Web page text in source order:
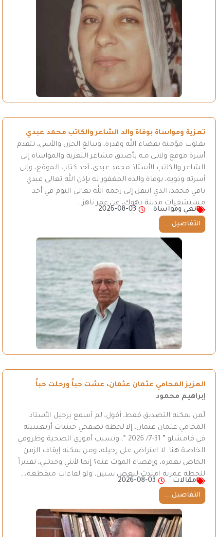
تعزية ومواساة بوفاة والد الشاعر والكاتب محمد عبدي
بقلوب مؤمنة بقضاء الله وقدره، وببالغ الحزن والأسى، تتقدم
أسرة موقع ولاتـي مـه بأصدق مشاعر التعزية والمواساة إلى
الشاعر والكاتب الأستاذ محمد عبدي، أحد كتاب الموقع، وإلى
أسرته وذويه، بوفاة والده المغفور له بإذن الله تعالى عبدي
بافي محمد، الذي انتقل إلى رحمة الله تعالى اليوم في أحد
مستشفيات مدينة دهوك، عن عمر ناهز…
نعي ومواساة
2026-08-03
التفاصيل ...
العزيز المحامي عثمان عثمان، عشت حباً ورحلت حباً
إبراهيم محمود
لَمن يمكنه التصديق فقط، أقول، لم أسمع برحيل الأستاذ
المحامي عثمان عثمان، إلا لحظة تصفحي حيثيات أربعينيته
في قامشلو ” 31-7/ 2026 “، وبسبب أموري الصحية وظروفي
الخاصة هنا. لا اعتراض على رحيله، ومن يمكنه إيقاف الزمن
الخاص بعمره، وإقصاء الموت عنه؟ إنما لأنني وجدتني، تقديراً
للحظة عمرية امتدت لبعض سنين، ولو لقاءات متقطعة،…
مقالات
2026-08-03
التفاصيل ...